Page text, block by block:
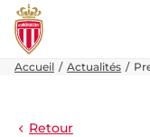
Accueil Actualités
Retour